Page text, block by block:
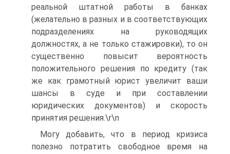
реальной штатной работы в банках
(желательно в разных и в соответствующих
подразделениях на руководящих
должностях, а не только стажировки), то он
существенно повысит вероятность
положительного решения по кредиту (так
же как грамотный юрист увеличит ваши
шансы в суде и при составлении
юридических документов) и скорость
принятия решения.\r\n
Могу добавить, что в период кризиса
полезно потратить свободное время на